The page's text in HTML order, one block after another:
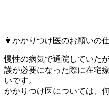
👨かかりつけ医のお願いの
慢性の病気で通院していた
護が必要になった際に在宅
いです。
かかりつけ医については、